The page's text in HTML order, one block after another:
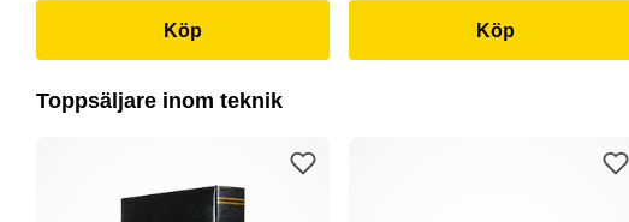
Köp Köp
Toppsäljare inom teknik